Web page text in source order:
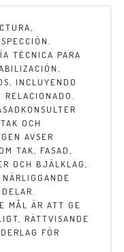
TÉCNICA PARA
INCLUYENDO
OCH
AVSER
TAK, FASAD,
OCH BJÄLKLAG,
MÅL ÄR ATT GE
RÄTTVISANDE
FÖR